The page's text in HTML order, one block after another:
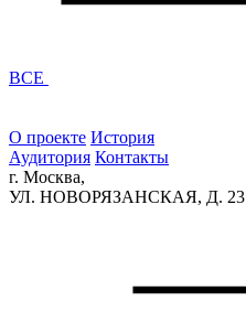
ВСЕ
О проекте История
Аудитория Контакты
г. Москва,
УЛ. НОВОРЯЗАНСКАЯ, Д. 23